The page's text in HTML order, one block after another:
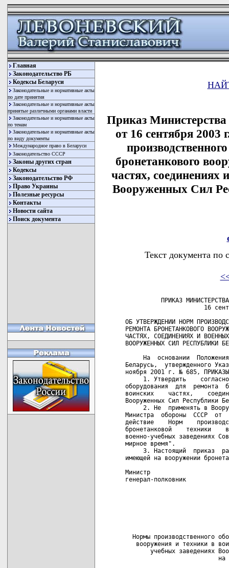
Главная
Законодательство РБ
Кодексы Беларуси
Законодательные и нормативные акты
по дате принятия
Законодательные и нормативные акты
принятые различными органами власти
Законодательные и нормативные акты
по темам
Законодательные и нормативные акты
по виду документы
Международное право в Беларуси
Законодательство СССР
Законы других стран
Кодексы
Законодательство РФ
Право Украины
Полезные ресурсы
Контакты
Новости сайта
Поиск документа
Приказ
от 16 сентября
бронетанкового
частях, соединениях
Вооруженных Сил
Текст документа по
ПРИКАЗ
16
ОБ УТВЕРЖДЕНИИ НОРМ
РЕМОНТА БРОНЕТАНКОВОГО
ЧАСТЯХ, СОЕДИНЕНИЯХ И
ВООРУЖЕННЫХ СИЛ РЕСПУБЛИКИ
На  основании
Беларусь,  утвержденного
ноября 2001 г. № 685,
1. Утвердить
оборудования  для  ремонта
воинских    частях,
Вооруженных Сил Республики
2. Не  применять в
Министра  обороны  СССР
действие    Норм
бронетанковой    техники
военно-учебных заведениях
мирное время".
3. Настоящий  приказ
имеющей на вооружении
Министр
генерал-полковник
Нормы производственного
вооружения и техники в
учебных заведениях
на